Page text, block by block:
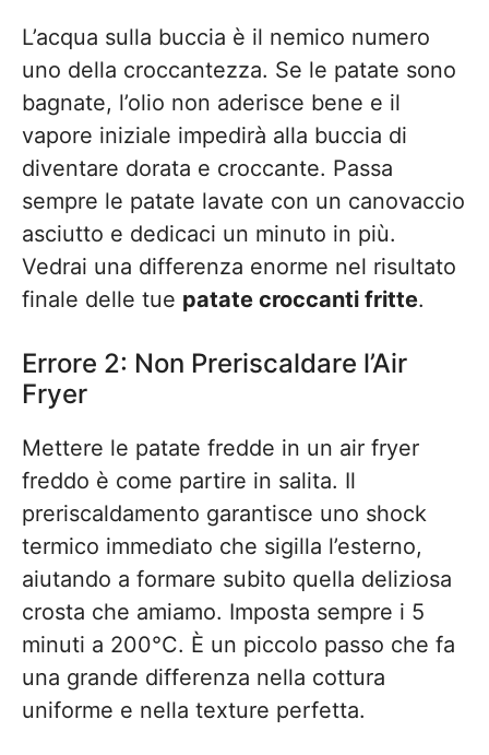
L’acqua sulla buccia è il nemico numero
uno della croccantezza. Se le patate sono
bagnate, l’olio non aderisce bene e il
vapore iniziale impedirà alla buccia di
diventare dorata e croccante. Passa
sempre le patate lavate con un canovaccio
asciutto e dedicaci un minuto in più.
Vedrai una differenza enorme nel risultato
finale delle tue patate croccanti fritte.
Errore 2: Non Preriscaldare l’Air
Fryer
Mettere le patate fredde in un air fryer
freddo è come partire in salita. Il
preriscaldamento garantisce uno shock
termico immediato che sigilla l’esterno,
aiutando a formare subito quella deliziosa
crosta che amiamo. Imposta sempre i 5
minuti a 200°C. È un piccolo passo che fa
una grande differenza nella cottura
uniforme e nella texture perfetta.